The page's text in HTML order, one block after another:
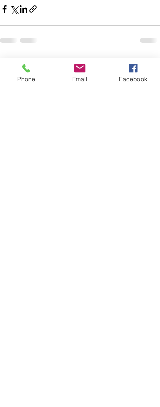
Post recenti Mostra tutti
Phone Email Facebook